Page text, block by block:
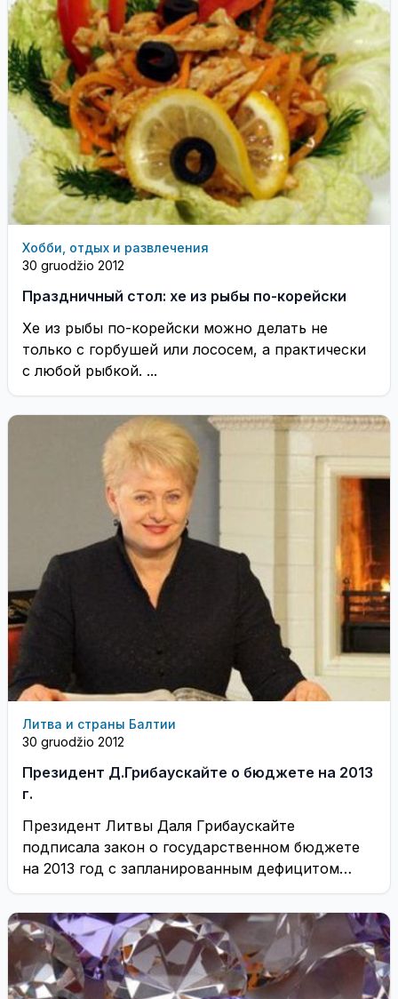
Хобби, отдых и развлечения
30 gruodžio 2012
Праздничный стол: хе из рыбы по-корейски
Хе из рыбы по-корейски можно делать не
только с горбушей или лососем, а практически
с любой рыбкой. ...
Литва и страны Балтии
30 gruodžio 2012
Президент Д.Грибаускайте о бюджете на 2013
г.
Президент Литвы Даля Грибаускайте
подписала закон о государственном бюджете
на 2013 год с запланированным дефицитом
2,5%. ...